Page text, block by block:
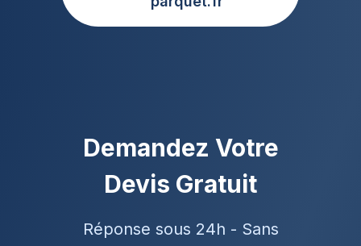
Demandez Votre
Devis Gratuit
Réponse sous 24h - Sans